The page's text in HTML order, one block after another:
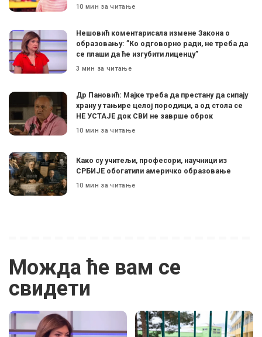
10 мин за читање
Нешовић коментарисала измене Закона о
образовању: ”Ко одговорно ради, не треба да
се плаши да ће изгубити лиценцу”
3 мин за читање
Др Пановић: Мајке треба да престану да сипају
храну у тањире целој породици, а од стола се
НЕ УСТАЈЕ док СВИ не заврше оброк
10 мин за читање
Како су учитељи, професори, научници из
СРБИЈЕ обогатили америчко образовање
10 мин за читање
Можда ће вам се
свидети